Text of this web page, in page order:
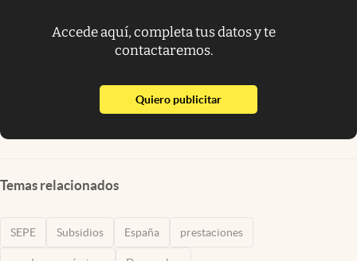
Accede aquí, completa tus datos y te
contactaremos.
Quiero publicitarabre en nueva pestaña
Temas relacionados
SEPE Subsidios España prestaciones